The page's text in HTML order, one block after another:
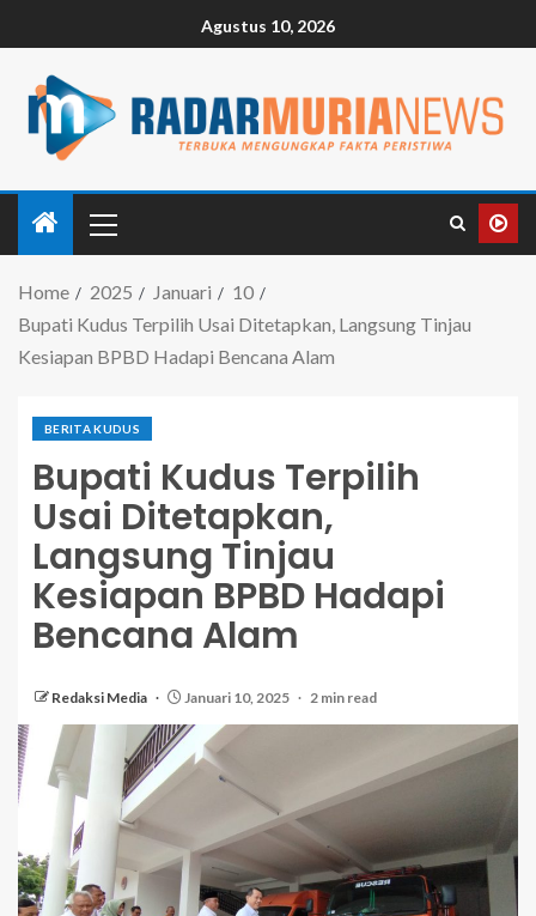
Agustus 10, 2026
Home 2025 Januari
10
Bupati Kudus Terpilih Usai Ditetapkan, Langsung Tinjau
Kesiapan BPBD Hadapi Bencana Alam
BERITA KUDUS
Bupati Kudus Terpilih
Usai Ditetapkan,
Langsung Tinjau
Kesiapan BPBD Hadapi
Bencana Alam
Redaksi Media Januari 10, 2025 2 min read